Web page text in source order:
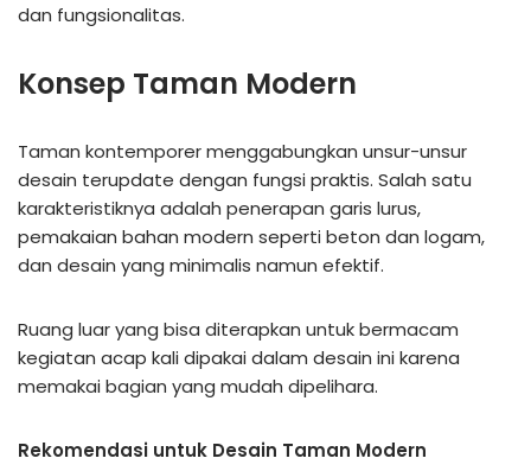
dan fungsionalitas.
Konsep Taman Modern
Taman kontemporer menggabungkan unsur-unsur
desain terupdate dengan fungsi praktis. Salah satu
karakteristiknya adalah penerapan garis lurus,
pemakaian bahan modern seperti beton dan logam,
dan desain yang minimalis namun efektif.
Ruang luar yang bisa diterapkan untuk bermacam
kegiatan acap kali dipakai dalam desain ini karena
memakai bagian yang mudah dipelihara.
Rekomendasi untuk Desain Taman Modern